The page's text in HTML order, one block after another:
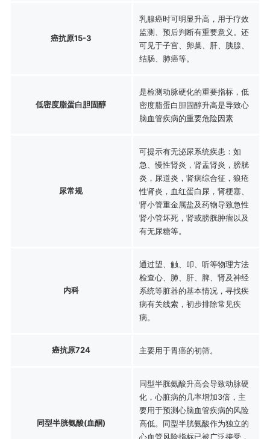
癌抗原15-3
乳腺癌时可明显升高，用于疗效
监测、预后判断有重要意义。还
可见于子宫、卵巢、肝、胰腺、
结肠、肺癌等。
低密度脂蛋白胆固醇
是检测动脉硬化的重要指标，低
密度脂蛋白胆固醇升高是导致心
脑血管疾病的重要危险因素
尿常规
可提示有无泌尿系统疾患：如
急、慢性肾炎，肾盂肾炎，膀胱
炎，尿道炎，肾病综合征，狼疮
性肾炎，血红蛋白尿，肾梗塞、
肾小管重金属盐及药物导致急性
肾小管坏死，肾或膀胱肿瘤以及
有无尿糖等。
内科
通过望、触、叩、听等物理方法
检查心、肺、肝、脾、肾及神经
系统等脏器的基本情况，寻找疾
病有关线索，初步排除常见疾
病。
癌抗原724 主要用于胃癌的初筛。
同型半胱氨酸(血酮)
同型半胱氨酸升高会导致动脉硬
化，心脏病的几率增加3倍，主
要用于预测心脑血管疾病的风险
高低。同型半胱氨酸作为独立的
心血管风险指标已被广泛接受，